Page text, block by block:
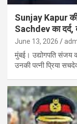
Sunjay Kapur
Sachdev का दर्द,
June 13, 2026
मुंबई। उद्योगपति संजय
उनकी पत्नी प्रिया